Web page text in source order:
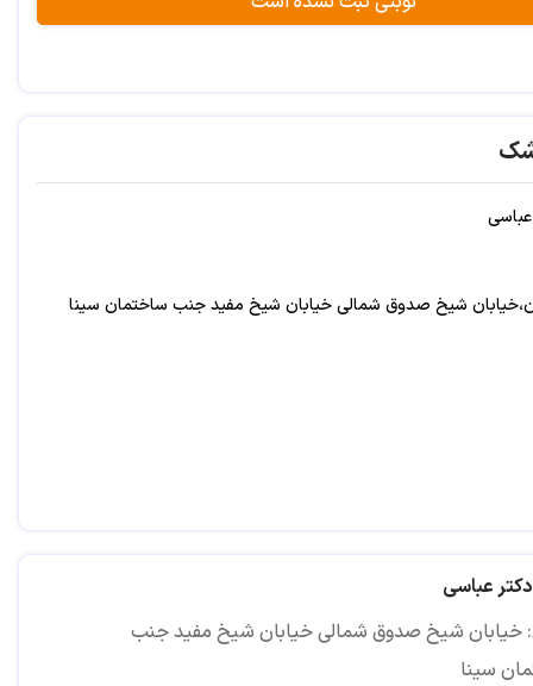
عباسی
شیخ صدوق شمالی خیابان شیخ مفید جنب ساختمان سینا
دکتر عباسی
خیابان شیخ صدوق شمالی خیابان شیخ مفید جنب
سینا